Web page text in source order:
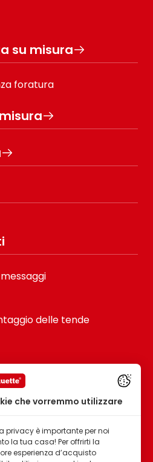
su misura
foratura
delle tende
fornitori di servizi e
che vorremmo utilizzare
privacy è importante per noi
la tua casa! Per offrirti la
esperienza d’acquisto